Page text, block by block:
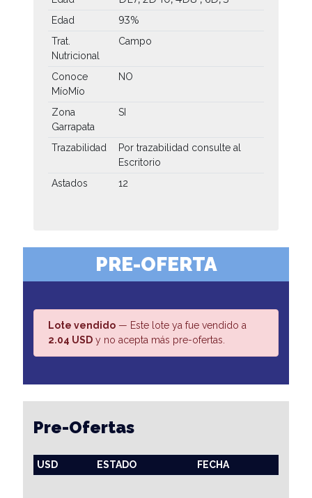
Edad 93%
Trat.
Nutricional
Campo
Conoce
MíoMío
NO
Zona
Garrapata
SI
Trazabilidad
Por trazabilidad consulte al
Escritorio
Astados
12
PRE-OFERTA
Lote vendido — Este lote ya fue vendido a
2.04 USD y no acepta más pre-ofertas.
Pre-Ofertas
USD ESTADO FECHA